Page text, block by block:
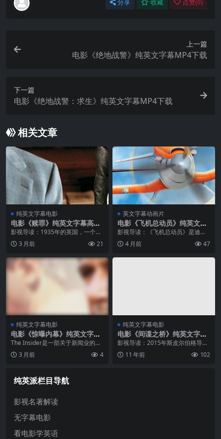
分享 收藏 点赞(0)
上一篇
电影《绝地战警》纯英文字幕MP4下载
下一篇
电影《绝地战警：求生》纯英文字幕MP4下载
相关文章
纯英文字幕电影
电影《赎罪》纯英文字幕高清
MP4下载
影视导读：1935年的英国，一个富
裕的乡村庄园里，十三岁的布里奥
尼·塔利恩（西尔莎·罗南饰）目睹了
与管家儿子罗比（詹姆斯·麦卡沃...
3 月前 21
英文字幕动画片
电影《飞机总动员》纯英文字
幕高清MP4下载
影视导读：《飞机总动员》是迪士
尼出品的动画电影，讲述了一架名
叫Dusty的小型作物喷射机梦想成为
4 月前 47
纯英文字幕电影
电影《惊曝内幕》纯英文字幕
高清MP4下载
The Insider是一部关于新闻业的经
典之作，由阿尔·帕西诺领衔主演。
阿尔·帕西诺在此片贡献了极具张力
3 月前 4
纯英文字幕电影
电影《间谍之桥》纯英文字幕
高清MP4下载
影视导读：2015年斯皮尔伯格导
演，带着这部《间谍之桥》重磅回
归，老搭档汤姆.汉克斯主演，科恩
11 年前 102
纯英派栏目导航
影视名著解读
无字幕电影
看电影学英语